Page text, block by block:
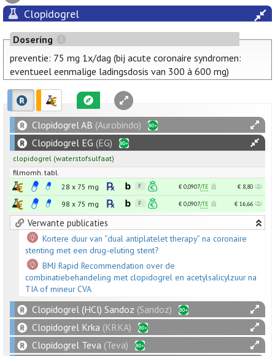
Clopidogrel
Dosering
preventie: 75 mg 1x/dag (bij acute coronaire syndromen:
eventueel eenmalige ladingsdosis van 300 à 600 mg)
Clopidogrel AB (Aurobindo)
Clopidogrel EG (EG)
clopidogrel (waterstofsulfaat)
filmomh. tabl.
28 x 75 mg € 0,0907/TE € 8,80
98 x 75 mg € 0,0907/TE € 16,66
Verwante publicaties
Kortere duur van “dual antiplatelet therapy” na coronaire
stenting met een drug-eluting stent?
BMJ Rapid Recommendation over de
combinatiebehandeling met clopidogrel en acetylsalicylzuur na
TIA of mineur CVA
Clopidogrel (HCl) Sandoz (Sandoz)
Clopidogrel Krka (KRKA)
Clopidogrel Teva (Teva)